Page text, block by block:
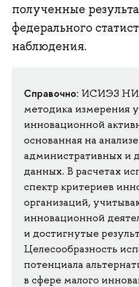
полученные
федерального
наблюдения.
Справочно: ИСИЭЗ
методика измерения
инновационной
основанная на
административных и
данных. В расчетах
спектр критериев
организаций,
инновационной
и достигнутые
Целесообразность
потенциала
в сфере малого